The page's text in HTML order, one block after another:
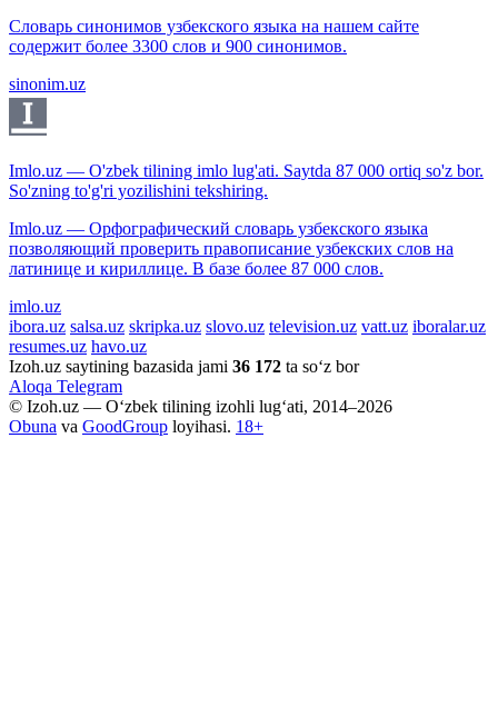
Словарь синонимов узбекского языка на нашем сайте
содержит более 3300 слов и 900 синонимов.
sinonim.uz
Imlo.uz — O'zbek tilining imlo lug'ati. Saytda 87 000 ortiq so'z bor.
So'zning to'g'ri yozilishini tekshiring.
Imlo.uz — Орфографический словарь узбекского языка
позволяющий проверить правописание узбекских слов на
латинице и кириллице. В базе более 87 000 слов.
imlo.uz
ibora.uz salsa.uz skripka.uz slovo.uz television.uz vatt.uz iboralar.uz
resumes.uz havo.uz
Izoh.uz saytining bazasida jami 36 172 ta so‘z bor
Aloqa Telegram
© Izoh.uz — O‘zbek tilining izohli lug‘ati, 2014–2026
Obuna va GoodGroup loyihasi. 18+